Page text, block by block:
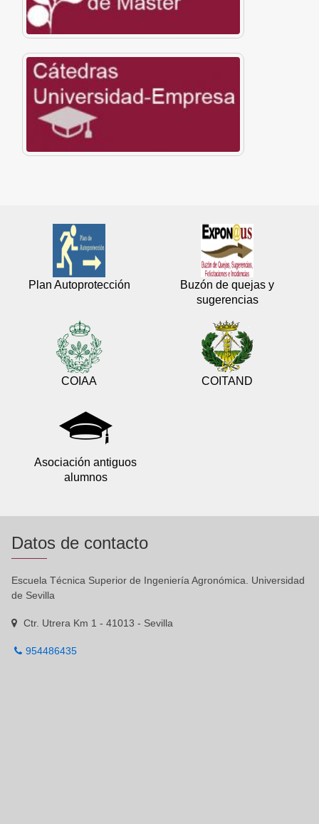
Plan Autoprotección
Buzón de quejas y
sugerencias
COIAA COITAND
Asociación antiguos
alumnos
Datos de contacto
Escuela Técnica Superior de Ingeniería Agronómica. Universidad
de Sevilla
Ctr. Utrera Km 1 - 41013 - Sevilla
954486435